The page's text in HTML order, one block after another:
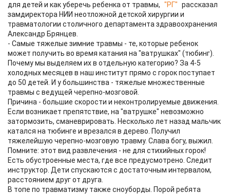
для детей и как уберечь ребенка от травмы, "РГ" рассказал
замдиректора НИИ неотложной детской хирургии и
травматологии столичного департамента здравоохранения
Александр Брянцев.
- Самые тяжелые зимние травмы - те, которые ребенок
может получить во время катания на "ватрушках" (тюбинг).
Почему мы выделяем их в отдельную категорию? За 4-5
холодных месяцев в наш институт прямо с горок поступает
до 50 детей. И у большинства - тяжелые множественные
травмы с ведущей черепно-мозговой.
Причина - большие скорости и неконтролируемые движения.
Если возникает препятствие, на "ватрушке" невозможно
затормозить, сманеврировать. Несколько лет назад мальчик
катался на тюбинге и врезался в дерево. Получил
тяжелейшую черепно-мозговую травму. Слава богу, выжил.
Помните: этот вид развлечения - не для стихийных горок!
Есть обустроенные места, где все предусмотрено. Следит
инструктор. Дети спускаются с достаточным интервалом,
расстоянием друг от друга.
В топе по травматизму также сноуборды. Порой ребята